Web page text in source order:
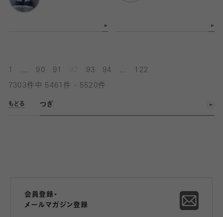
90 91 93 94 122
7303件中 5461件 - 5520件
もどる つぎ
会員登録・
メールマガジン登録